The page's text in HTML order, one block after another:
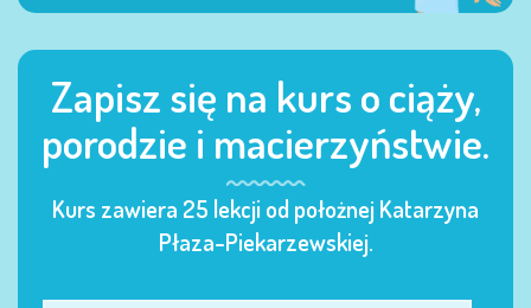
Zapisz się na kurs o ciąży,
porodzie i macierzyństwie.
Kurs zawiera 25 lekcji od położnej Katarzyna
Płaza-Piekarzewskiej.